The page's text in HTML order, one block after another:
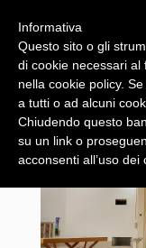
Informativa
Questo sito o gli
di cookie necessari al
nella cookie policy.
a tutti o ad alcuni
Chiudendo questo
su un link o
acconsenti all’uso dei